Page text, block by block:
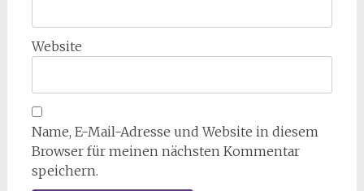
Website
Name, E-Mail-Adresse und Website in diesem
Browser für meinen nächsten Kommentar
speichern.